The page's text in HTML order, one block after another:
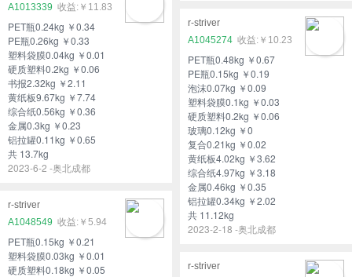
A1013339
￥11.83
PET瓶0.24kg ￥0.34
PE瓶0.26kg ￥0.33
塑料袋膜0.04kg ￥0.01
硬质塑料0.2kg ￥0.06
书报2.32kg ￥2.11
黄纸板9.67kg ￥7.74
综合纸0.56kg ￥0.36
金属0.3kg ￥0.23
铝拉罐0.11kg ￥0.65
共 13.7kg
2023-6-2 -奥北成都
r-striver
A1045274
￥10.23
PET瓶0.48kg ￥0.67
PE瓶0.15kg ￥0.19
泡沫0.07kg ￥0.09
塑料袋膜0.1kg ￥0.03
硬质塑料0.2kg ￥0.06
玻璃0.12kg ￥0
复合0.21kg ￥0.02
黄纸板4.02kg ￥3.62
综合纸4.97kg ￥3.18
金属0.46kg ￥0.35
铝拉罐0.34kg ￥2.02
共 11.12kg
2023-2-18 -奥北成都
r-striver
A1048549
￥5.94
PET瓶0.15kg ￥0.21
塑料袋膜0.03kg ￥0.01
硬质塑料0.18kg ￥0.05
r-striver